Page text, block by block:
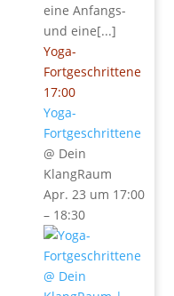
eine Anfangs-
und eine[...]
Yoga-
Fortgeschrittene
17:00
Yoga-
Fortgeschrittene
@ Dein
KlangRaum
Apr. 23 um 17:00
– 18:30